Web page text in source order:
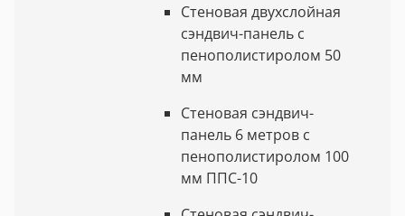
Стеновая двухслойная
сэндвич-панель с
пенополистиролом 50
мм
Стеновая сэндвич-
панель 6 метров с
пенополистиролом 100
мм ППС-10